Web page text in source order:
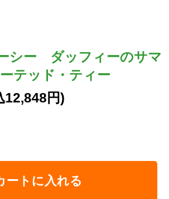
シー ダッフィーのサマ
テッド・ティー
12,848円)
ートに入れる